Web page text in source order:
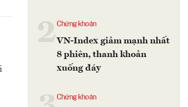
2Chứng khoán
VN-Index giảm mạnh nhất
8 phiên, thanh khoản
xuống đáy
Chứng khoán